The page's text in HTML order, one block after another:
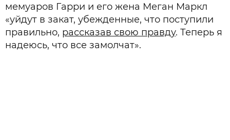
мемуаров Гарри и его жена Меган Маркл
«уйдут в закат, убежденные, что поступили
правильно, рассказав свою правду. Теперь я
надеюсь, что все замолчат».